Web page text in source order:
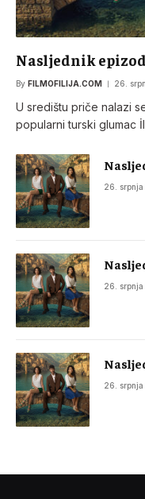
Nasljednik
By FILMOFILIJA.COM 26.
U središtu priče nalazi
popularni turski glumac
26. srpnja
26. srpnja
26. srpnja